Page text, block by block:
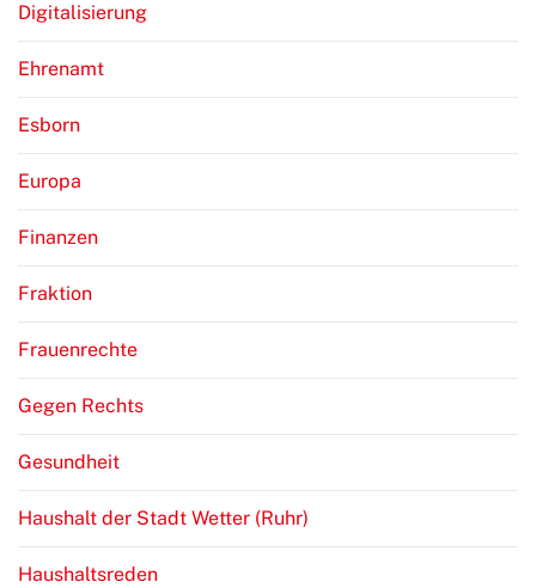
Digitalisierung
Ehrenamt
Esborn
Europa
Finanzen
Fraktion
Frauenrechte
Gegen Rechts
Gesundheit
Haushalt der Stadt Wetter (Ruhr)
Haushaltsreden